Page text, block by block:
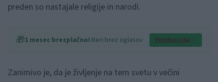
preden so nastajale religije in narodi.
🎁1 mesec brezplačno! Beri brez oglasov Preizkusi zdaj
Zanimivo je, da je življenje na tem svetu v večini